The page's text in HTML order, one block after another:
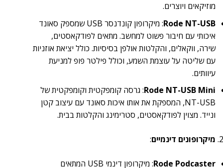
מוזיקאים ויוצרים.
Rode NT-USB
: מיקרופון קונדנסר USB שמספק סאונד
איכותי עם חיבור פשוט למחשב. מתאים לפודקאסטים,
שירה, ווקאלים, והקלטות אולפן בסיסיות. כולל יציאת אוזניות
עם שליטה על עוצמת השמע, וכולל פילטר פופ למניעת
עיוותים.
Rode NT-USB Mini: גרסה קומפקטית וקומפקטית של
NT-USB, המספקת את אותו איכות סאונד עם עיצוב קטן
ונייד. מצוין לפודקאסטים, סטרימינג והקלטות בבית.
מיקרופונים דינמיים:
Rode Podcaster
: מיקרופון דינמי USB המתאים